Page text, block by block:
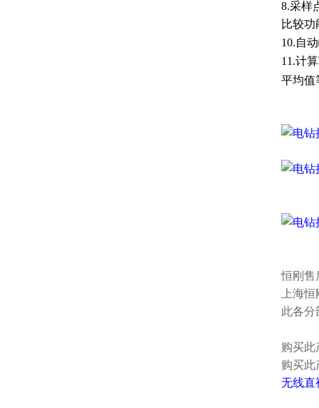
8.采样
比较
10.自
11.计
平均值
恒刚
上海
此各分
购买此
购买此
无线直